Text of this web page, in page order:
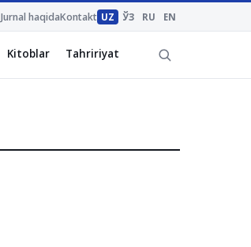
Jurnal haqidaKontakt UZ ЎЗ RU EN
Kitoblar Tahririyat